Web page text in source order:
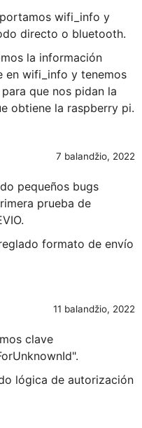
wifi_info y
directo o bluetooth.
la información
en wifi_info y tenemos
que nos pidan la
obtiene la raspberry pi.
7 balandžio, 2022
pequeños bugs
prueba de
formato de envío
11 balandžio, 2022
clave
lógica de autorización